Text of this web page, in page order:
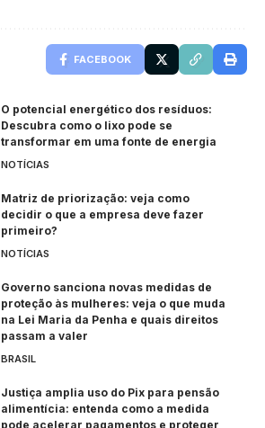
FACEBOOK
O potencial energético dos resíduos:
Descubra como o lixo pode se
transformar em uma fonte de energia
NOTÍCIAS
Matriz de priorização: veja como
decidir o que a empresa deve fazer
primeiro?
NOTÍCIAS
Governo sanciona novas medidas de
proteção às mulheres: veja o que muda
na Lei Maria da Penha e quais direitos
passam a valer
BRASIL
Justiça amplia uso do Pix para pensão
alimentícia: entenda como a medida
pode acelerar pagamentos e proteger